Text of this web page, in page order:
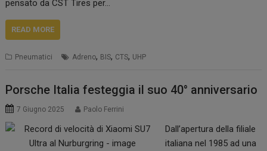
pensato da CST Tires per…
READ MORE
Pneumatici Adreno, BIS, CTS, UHP
Porsche Italia festeggia il suo 40° anniversario
7 Giugno 2025 Paolo Ferrini
Dall’apertura della filiale
italiana nel 1985 ad una